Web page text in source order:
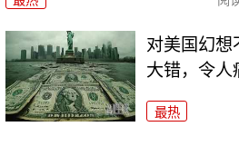
对美国幻想
大错，令人
最热